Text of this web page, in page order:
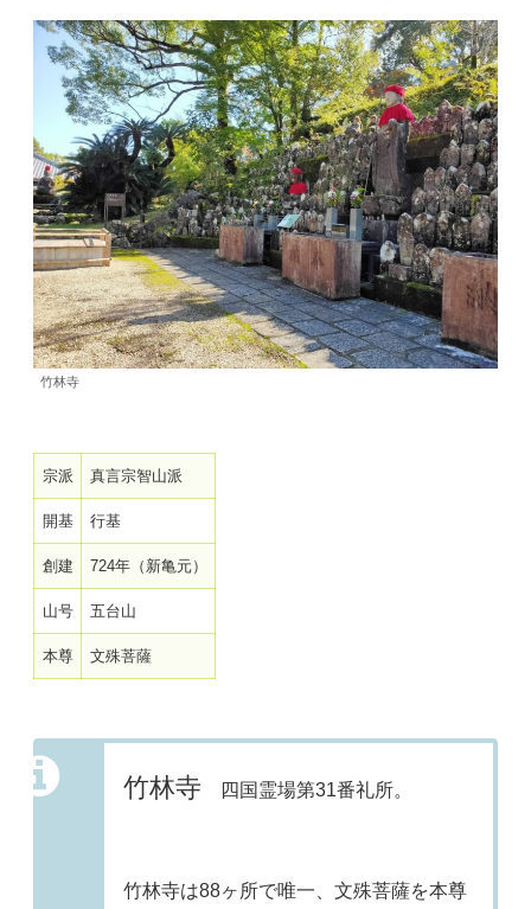
竹林寺
宗派 真言宗智山派
開基 行基
創建 724年（新亀元）
山号 五台山
本尊 文殊菩薩
竹林寺 四国霊場第31番礼所。
竹林寺は88ヶ所で唯一、文殊菩薩を本尊